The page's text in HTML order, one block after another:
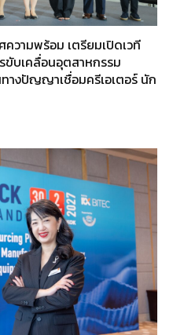
วามพร้อม เตรียมเปิดเวที
ขับเคลื่อนอุตสาหกรรม
างปัญญาเชื่อมครีเอเตอร์ นัก